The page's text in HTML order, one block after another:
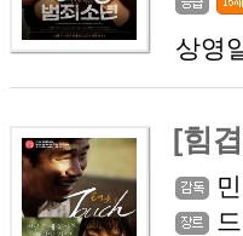
상영
[힘